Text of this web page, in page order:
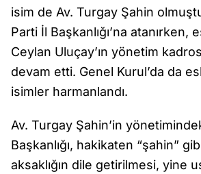
isim de Av. Turgay Şahin
Parti İl Başkanlığı’na atanırken,
Ceylan Uluçay’ın yönetim
devam etti. Genel Kurul’da da
isimler harmanlandı.
Av. Turgay Şahin’in
Başkanlığı, hakikaten “şahin”
aksaklığın dile getirilmesi, yine